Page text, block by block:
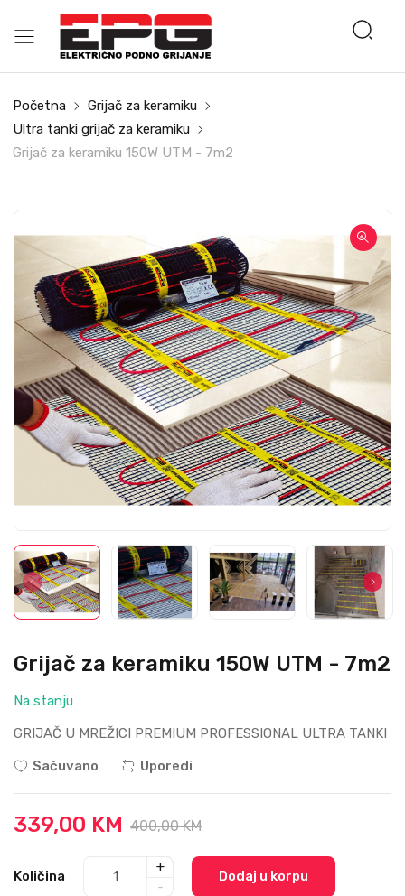
Početna
Grijač za keramiku
Ultra tanki grijač za keramiku
Grijač za keramiku 150W UTM - 7m2
Grijač za keramiku 150W UTM - 7m2
Na stanju
GRIJAČ U MREŽICI PREMIUM PROFESSIONAL ULTRA TANKI
Sačuvano
Uporedi
339,00 KM 400,00 KM
Količina
+
-
Dodaj u korpu